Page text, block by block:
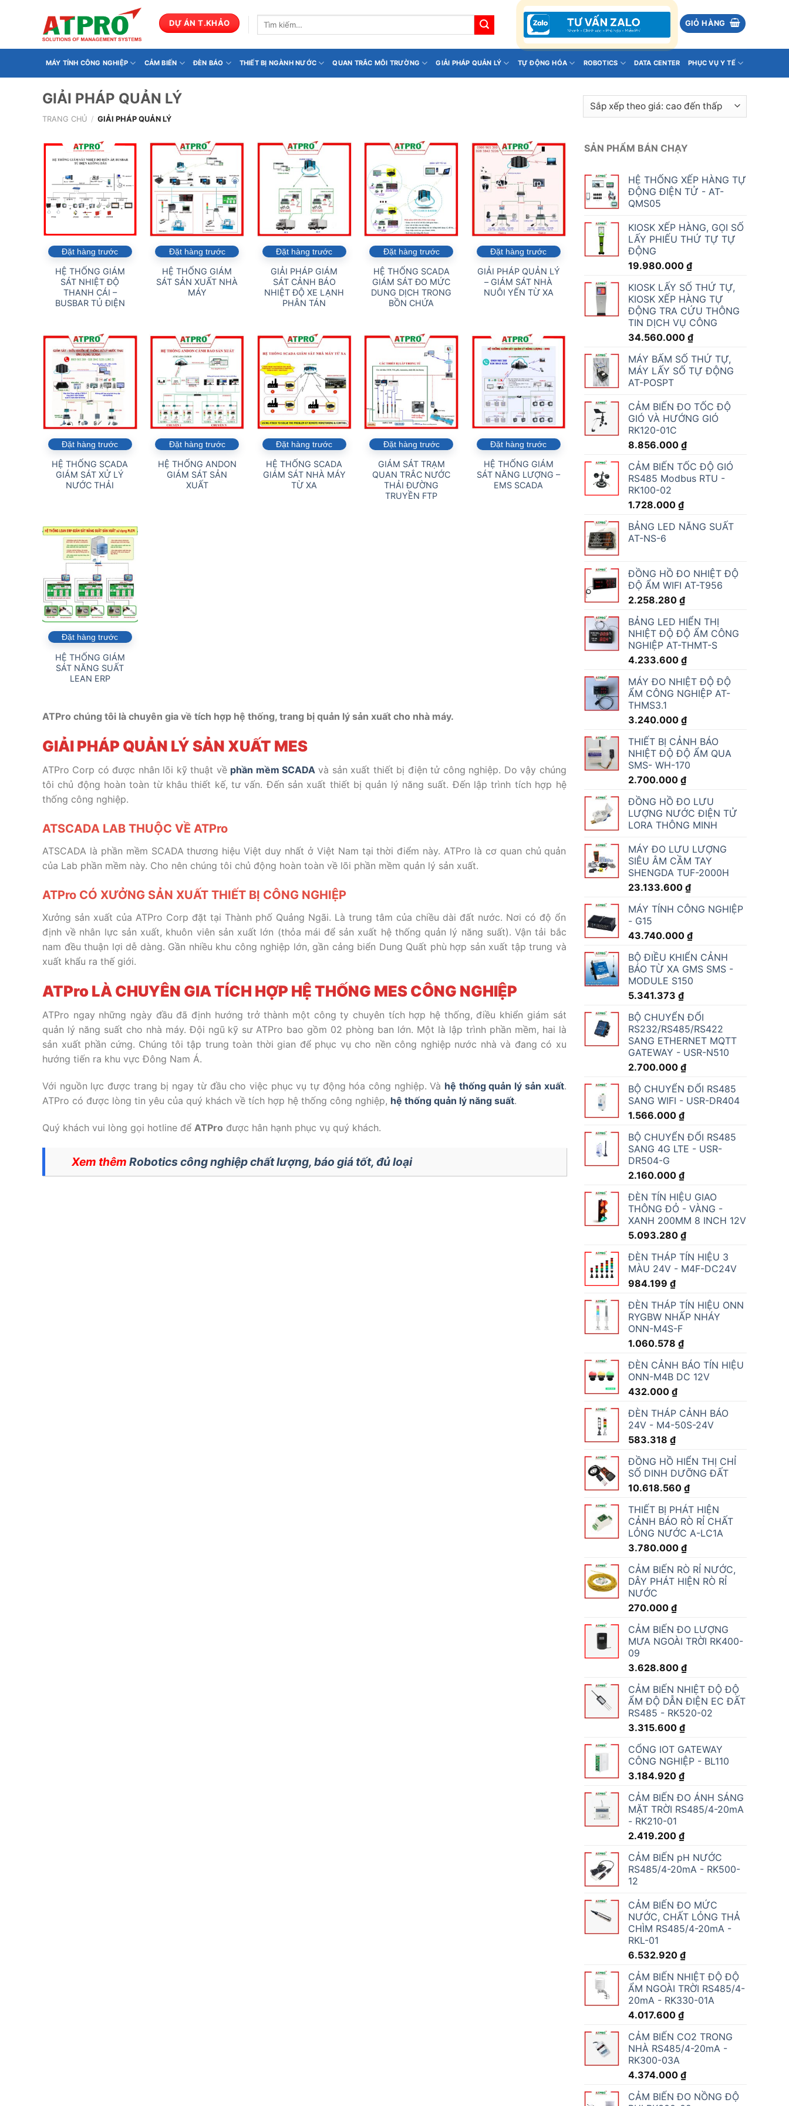
dung
DỰ ÁN T.KHẢO
Tìm
GIỎ HÀNG
MÁY TÍNH CÔNG NGHIỆP CẢM BIẾN ĐÈN BÁO THIẾT BỊ NGÀNH NƯỚC QUAN TRẮC MÔI TRƯỜNG GIẢI PHÁP QUẢN LÝ TỰ ĐỘNG HÓA ROBOTICS DATA CENTER PHỤC VỤ Y TẾ
GIẢI PHÁP QUẢN LÝ
TRANG CHỦ / GIẢI PHÁP QUẢN LÝ
Đặt hàng trước
HỆ THỐNG GIÁM
SÁT NHIỆT ĐỘ
THANH CÁI –
BUSBAR TỦ ĐIỆN
Đặt hàng trước
HỆ THỐNG GIÁM
SÁT SẢN XUẤT NHÀ
MÁY
Đặt hàng trước
GIẢI PHÁP GIÁM
SÁT CẢNH BÁO
NHIỆT ĐỘ XE LẠNH
PHÂN TÁN
Đặt hàng trước
HỆ THỐNG SCADA
GIÁM SÁT ĐO MỨC
DUNG DỊCH TRONG
BỒN CHỨA
Đặt hàng trước
GIẢI PHÁP QUẢN LÝ
– GIÁM SÁT NHÀ
NUÔI YẾN TỪ XA
Đặt hàng trước
HỆ THỐNG SCADA
GIÁM SÁT XỬ LÝ
NƯỚC THẢI
Đặt hàng trước
HỆ THỐNG ANDON
GIÁM SÁT SẢN
XUẤT
Đặt hàng trước
HỆ THỐNG SCADA
GIÁM SÁT NHÀ MÁY
TỪ XA
Đặt hàng trước
GIÁM SÁT TRẠM
QUAN TRẮC NƯỚC
THẢI ĐƯỜNG
TRUYỀN FTP
Đặt hàng trước
HỆ THỐNG GIÁM
SÁT NĂNG LƯỢNG –
EMS SCADA
Đặt hàng trước
HỆ THỐNG GIÁM
SÁT NĂNG SUẤT
LEAN ERP
ATPro chúng tôi là chuyên gia về tích hợp hệ thống, trang bị quản lý sản xuất cho nhà máy.
GIẢI PHÁP QUẢN LÝ SẢN XUẤT MES
ATPro Corp có được nhân lõi kỹ thuật về phần mềm SCADA và sản xuất thiết bị điện tử công nghiệp. Do vậy chúng
tôi chủ động hoàn toàn từ khâu thiết kế, tư vấn. Đến sản xuất thiết bị quản lý năng suất. Đến lập trình tích hợp hệ
thống công nghiệp.
ATSCADA LAB THUỘC VỀ ATPro
ATSCADA là phần mềm SCADA thương hiệu Việt duy nhất ở Việt Nam tại thời điểm này. ATPro là cơ quan chủ quản
của Lab phần mềm này. Cho nên chúng tôi chủ động hoàn toàn về lõi phần mềm quản lý sản xuất.
ATPro CÓ XƯỞNG SẢN XUẤT THIẾT BỊ CÔNG NGHIỆP
Xưởng sản xuất của ATPro Corp đặt tại Thành phố Quảng Ngãi. Là trung tâm của chiều dài đất nước. Nơi có độ ổn
định về nhân lực sản xuất, khuôn viên sản xuất lớn (thỏa mái để sản xuất hệ thống quản lý năng suất). Vận tải bắc
nam đều thuận lợi dễ dàng. Gần nhiều khu công nghiệp lớn, gần cảng biển Dung Quất phù hợp sản xuất tập trung và
xuất khẩu ra thế giới.
ATPro LÀ CHUYÊN GIA TÍCH HỢP HỆ THỐNG MES CÔNG NGHIỆP
ATPro ngay những ngày đầu đã định hướng trở thành một công ty chuyên tích hợp hệ thống, điều khiển giám sát
quản lý năng suất cho nhà máy. Đội ngũ kỹ sư ATPro bao gồm 02 phòng ban lớn. Một là lập trình phần mềm, hai là
sản xuất phần cứng. Chúng tôi tập trung toàn thời gian để phục vụ cho nền công nghiệp nước nhà và đang có xu
hướng tiến ra khu vực Đông Nam Á.
Với nguồn lực được trang bị ngay từ đầu cho việc phục vụ tự động hóa công nghiệp. Và hệ thống quản lý sản xuất.
ATPro có được lòng tin yêu của quý khách về tích hợp hệ thống công nghiệp, hệ thống quản lý năng suất.
Quý khách vui lòng gọi hotline để ATPro được hân hạnh phục vụ quý khách.
Xem thêm Robotics công nghiệp chất lượng, báo giá tốt, đủ loại
SẢN PHẨM BÁN CHẠY
HỆ THỐNG XẾP HÀNG TỰ
ĐỘNG ĐIỆN TỬ - AT-
QMS05
KIOSK XẾP HÀNG, GỌI SỐ
LẤY PHIẾU THỨ TỰ TỰ
ĐỘNG
19.980.000 ₫
KIOSK LẤY SỐ THỨ TỰ,
KIOSK XẾP HÀNG TỰ
ĐỘNG TRA CỨU THÔNG
TIN DỊCH VỤ CÔNG
34.560.000 ₫
MÁY BẤM SỐ THỨ TỰ,
MÁY LẤY SỐ TỰ ĐỘNG
AT-POSPT
CẢM BIẾN ĐO TỐC ĐỘ
GIÓ VÀ HƯỚNG GIÓ
RK120-01C
8.856.000 ₫
CẢM BIẾN TỐC ĐỘ GIÓ
RS485 Modbus RTU -
RK100-02
1.728.000 ₫
BẢNG LED NĂNG SUẤT
AT-NS-6
ĐỒNG HỒ ĐO NHIỆT ĐỘ
ĐỘ ẨM WIFI AT-T956
2.258.280 ₫
BẢNG LED HIỂN THỊ
NHIỆT ĐỘ ĐỘ ẨM CÔNG
NGHIỆP AT-THMT-S
4.233.600 ₫
MÁY ĐO NHIỆT ĐỘ ĐỘ
ẨM CÔNG NGHIỆP AT-
THMS3.1
3.240.000 ₫
THIẾT BỊ CẢNH BÁO
NHIỆT ĐỘ ĐỘ ẨM QUA
SMS- WH-170
2.700.000 ₫
ĐỒNG HỒ ĐO LƯU
LƯỢNG NƯỚC ĐIỆN TỬ
LORA THÔNG MINH
MÁY ĐO LƯU LƯỢNG
SIÊU ÂM CẦM TAY
SHENGDA TUF-2000H
23.133.600 ₫
MÁY TÍNH CÔNG NGHIỆP
- G15
43.740.000 ₫
BỘ ĐIỀU KHIỂN CẢNH
BÁO TỪ XA GMS SMS -
MODULE S150
5.341.373 ₫
BỘ CHUYỂN ĐỔI
RS232/RS485/RS422
SANG ETHERNET MQTT
GATEWAY - USR-N510
2.700.000 ₫
BỘ CHUYỂN ĐỔI RS485
SANG WIFI - USR-DR404
1.566.000 ₫
BỘ CHUYỂN ĐỔI RS485
SANG 4G LTE - USR-
DR504-G
2.160.000 ₫
ĐÈN TÍN HIỆU GIAO
THÔNG ĐỎ - VÀNG -
XANH 200MM 8 INCH 12V
5.093.280 ₫
ĐÈN THÁP TÍN HIỆU 3
MÀU 24V - M4F-DC24V
984.199 ₫
ĐÈN THÁP TÍN HIỆU ONN
RYGBW NHẤP NHÁY
ONN-M4S-F
1.060.578 ₫
ĐÈN CẢNH BÁO TÍN HIỆU
ONN-M4B DC 12V
432.000 ₫
ĐÈN THÁP CẢNH BÁO
24V - M4-50S-24V
583.318 ₫
ĐỒNG HỒ HIỂN THỊ CHỈ
SỐ DINH DƯỠNG ĐẤT
10.618.560 ₫
THIẾT BỊ PHÁT HIỆN
CẢNH BÁO RÒ RỈ CHẤT
LỎNG NƯỚC A-LC1A
3.780.000 ₫
CẢM BIẾN RÒ RỈ NƯỚC,
DÂY PHÁT HIỆN RÒ RỈ
NƯỚC
270.000 ₫
CẢM BIẾN ĐO LƯỢNG
MƯA NGOÀI TRỜI RK400-
09
3.628.800 ₫
CẢM BIẾN NHIỆT ĐỘ ĐỘ
ẨM ĐỘ DẪN ĐIỆN EC ĐẤT
RS485 - RK520-02
3.315.600 ₫
CỔNG IOT GATEWAY
CÔNG NGHIỆP - BL110
3.184.920 ₫
CẢM BIẾN ĐO ÁNH SÁNG
MẶT TRỜI RS485/4-20mA
- RK210-01
2.419.200 ₫
CẢM BIẾN pH NƯỚC
RS485/4-20mA - RK500-
12
CẢM BIẾN ĐO MỨC
NƯỚC, CHẤT LỎNG THẢ
CHÌM RS485/4-20mA -
RKL-01
6.532.920 ₫
CẢM BIẾN NHIỆT ĐỘ ĐỘ
ẨM NGOÀI TRỜI RS485/4-
20mA - RK330-01A
4.017.600 ₫
CẢM BIẾN CO2 TRONG
NHÀ RS485/4-20mA -
RK300-03A
4.374.000 ₫
CẢM BIẾN ĐO NỒNG ĐỘ